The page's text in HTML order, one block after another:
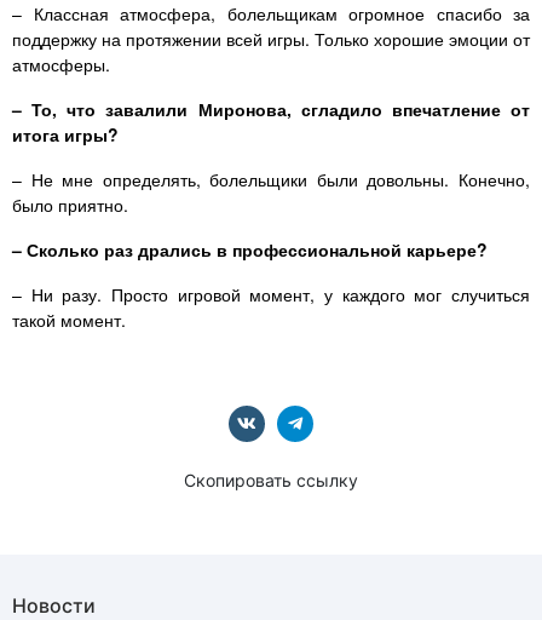
– Классная атмосфера, болельщикам огромное спасибо за
поддержку на протяжении всей игры. Только хорошие эмоции от
атмосферы.
– То, что завалили Миронова, сгладило впечатление от
итога игры?
– Не мне определять, болельщики были довольны. Конечно,
было приятно.
– Сколько раз дрались в профессиональной карьере?
– Ни разу. Просто игровой момент, у каждого мог случиться
такой момент.
Скопировать ссылку
Новости